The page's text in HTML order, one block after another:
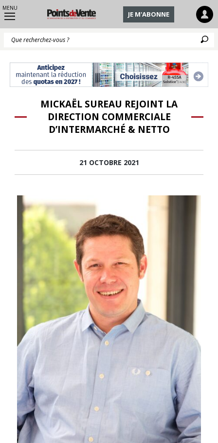
MENU
JE M'ABONNE
MICKAËL SUREAU REJOINT LA
DIRECTION COMMERCIALE
D’INTERMARCHÉ & NETTO
21 OCTOBRE 2021